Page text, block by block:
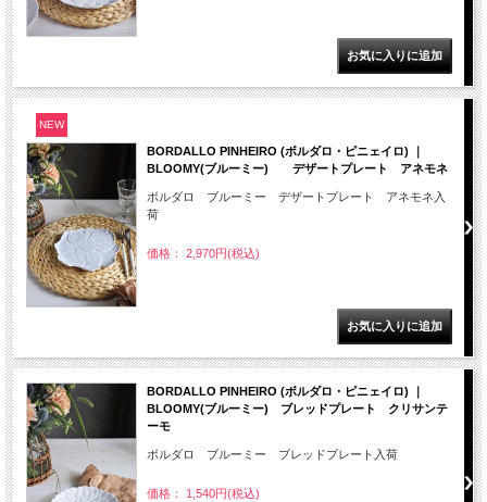
NEW
BORDALLO PINHEIRO (ボルダロ・ピニェイロ) ｜
BLOOMY(ブルーミー) デザートプレート アネモネ
ボルダロ ブルーミー デザートプレート アネモネ入
荷
価格： 2,970円(税込)
BORDALLO PINHEIRO (ボルダロ・ピニェイロ) ｜
BLOOMY(ブルーミー) ブレッドプレート クリサンテ
ーモ
ボルダロ ブルーミー ブレッドプレート入荷
価格： 1,540円(税込)